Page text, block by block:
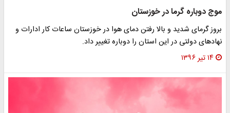
موج دوباره گرما در خوزستان
بروز گرمای شدید و بالا رفتن دمای هوا در خوزستان ساعات کار ادارات و
نهادهای دولتی در این استان را دوباره تغییر داد.
۱۴ تیر ۱۳۹۶